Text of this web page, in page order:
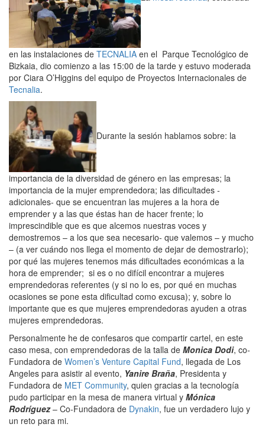
en las instalaciones de TECNALIA en el Parque Tecnológico de
Bizkaia, dio comienzo a las 15:00 de la tarde y estuvo moderada
por Ciara O’Higgins del equipo de Proyectos Internacionales de
Tecnalia.
Durante la sesión hablamos sobre: la
importancia de la diversidad de género en las empresas; la
importancia de la mujer emprendedora; las dificultades -
adicionales- que se encuentran las mujeres a la hora de
emprender y a las que éstas han de hacer frente; lo
imprescindible que es que alcemos nuestras voces y
demostremos – a los que sea necesario- que valemos – y mucho
– (a ver cuándo nos llega el momento de dejar de demostrarlo);
por qué las mujeres tenemos más dificultades económicas a la
hora de emprender; si es o no difícil encontrar a mujeres
emprendedoras referentes (y si no lo es, por qué en muchas
ocasiones se pone esta dificultad como excusa); y, sobre lo
importante que es que mujeres emprendedoras ayuden a otras
mujeres emprendedoras.
Personalmente he de confesaros que compartir cartel, en este
caso mesa, con emprendedoras de la talla de Monica Dodi, co-
Fundadora de Women’s Venture Capital Fund, llegada de Los
Angeles para asistir al evento, Yanire Braña, Presidenta y
Fundadora de MET Community, quien gracias a la tecnología
pudo participar en la mesa de manera virtual y Mónica
Rodríguez– Co-Fundadora de Dynakin, fue un verdadero lujo y
un reto para mi.